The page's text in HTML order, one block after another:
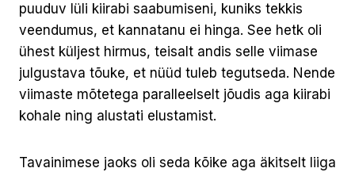
puuduv lüli kiirabi saabumiseni, kuniks tekkis
veendumus, et kannatanu ei hinga. See hetk oli
ühest küljest hirmus, teisalt andis selle viimase
julgustava tõuke, et nüüd tuleb tegutseda. Nende
viimaste mõtetega paralleelselt jõudis aga kiirabi
kohale ning alustati elustamist.
Tavainimese jaoks oli seda kõike aga äkitselt liiga